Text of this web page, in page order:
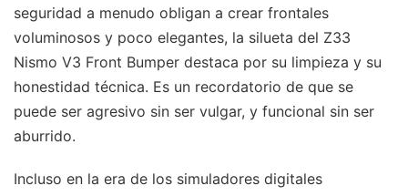
seguridad a menudo obligan a crear frontales
voluminosos y poco elegantes, la silueta del Z33
Nismo V3 Front Bumper destaca por su limpieza y su
honestidad técnica. Es un recordatorio de que se
puede ser agresivo sin ser vulgar, y funcional sin ser
aburrido.
Incluso en la era de los simuladores digitales